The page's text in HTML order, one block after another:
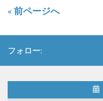
« 前ページへ
フォロー: